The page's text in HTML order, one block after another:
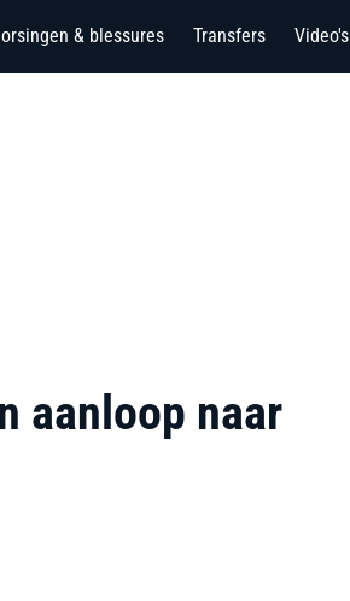
& blessures Transfers Video's
aanloop naar